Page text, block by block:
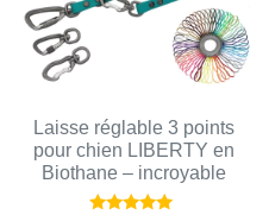
Laisse réglable 3 points
pour chien LIBERTY en
Biothane – incroyable